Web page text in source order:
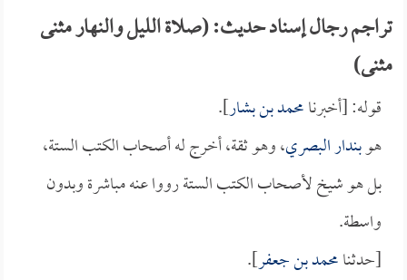
تراجم رجال إسناد حديث: (صلاة الليل والنهار مثنى
مثنى)
قوله: [أخبرنامحمد بن بشار].
هوبندار البصري، وهو ثقة، أخرج له أصحاب الكتب الستة،
بل هو شيخ لأصحاب الكتب الستة رووا عنه مباشرة وبدون
واسطة.
[حدثنامحمد بن جعفر].